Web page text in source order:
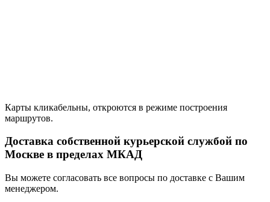
Карты кликабельны, откроются в режиме построения
маршрутов.
Доставка собственной курьерской службой по
Москве в пределах МКАД
Вы можете согласовать все вопросы по доставке с Вашим
менеджером.